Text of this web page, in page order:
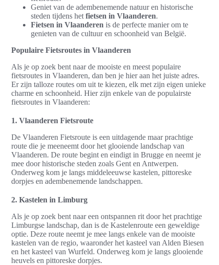
Geniet van de adembenemende natuur en historische
steden tijdens het fietsen in Vlaanderen.
Fietsen in Vlaanderen is de perfecte manier om te
genieten van de cultuur en schoonheid van België.
Populaire Fietsroutes in Vlaanderen
Als je op zoek bent naar de mooiste en meest populaire
fietsroutes in Vlaanderen, dan ben je hier aan het juiste adres.
Er zijn talloze routes om uit te kiezen, elk met zijn eigen unieke
charme en schoonheid. Hier zijn enkele van de populairste
fietsroutes in Vlaanderen:
1. Vlaanderen Fietsroute
De Vlaanderen Fietsroute is een uitdagende maar prachtige
route die je meeneemt door het glooiende landschap van
Vlaanderen. De route begint en eindigt in Brugge en neemt je
mee door historische steden zoals Gent en Antwerpen.
Onderweg kom je langs middeleeuwse kastelen, pittoreske
dorpjes en adembenemende landschappen.
2. Kastelen in Limburg
Als je op zoek bent naar een ontspannen rit door het prachtige
Limburgse landschap, dan is de Kastelenroute een geweldige
optie. Deze route neemt je mee langs enkele van de mooiste
kastelen van de regio, waaronder het kasteel van Alden Biesen
en het kasteel van Wurfeld. Onderweg kom je langs glooiende
heuvels en pittoreske dorpjes.